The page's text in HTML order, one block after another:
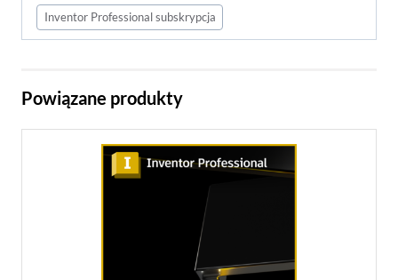
Inventor Professional subskrypcja
Powiązane produkty